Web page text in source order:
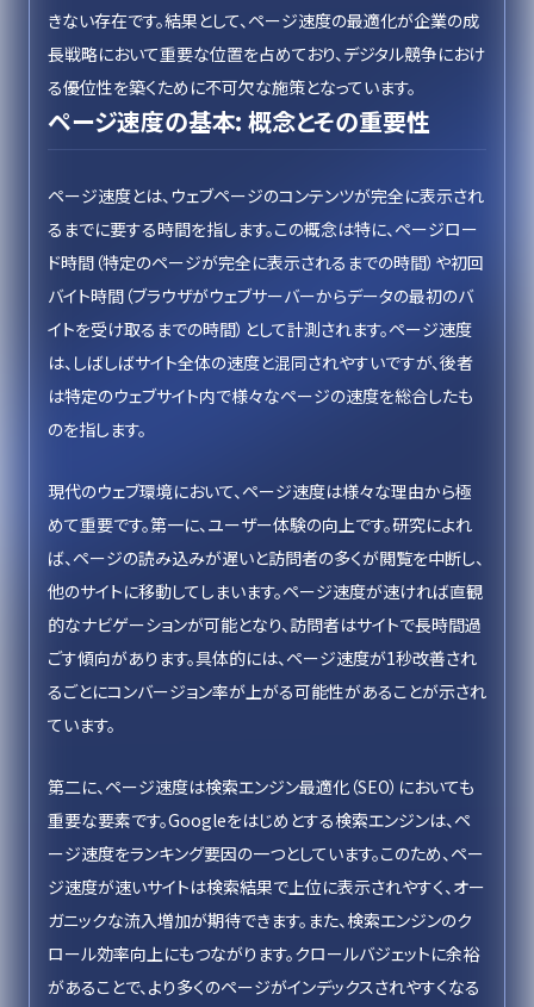
きない存在です。結果として、ページ速度の最適化が企業の成
長戦略において重要な位置を占めており、デジタル競争におけ
る優位性を築くために不可欠な施策となっています。
ページ速度の基本: 概念とその重要性
ページ速度とは、ウェブページのコンテンツが完全に表示され
るまでに要する時間を指します。この概念は特に、ページロー
ド時間（特定のページが完全に表示されるまでの時間）や初回
バイト時間（ブラウザがウェブサーバーからデータの最初のバ
イトを受け取るまでの時間）として計測されます。ページ速度
は、しばしばサイト全体の速度と混同されやすいですが、後者
は特定のウェブサイト内で様々なページの速度を総合したも
のを指します。
現代のウェブ環境において、ページ速度は様々な理由から極
めて重要です。第一に、ユーザー体験の向上です。研究によれ
ば、ページの読み込みが遅いと訪問者の多くが閲覧を中断し、
他のサイトに移動してしまいます。ページ速度が速ければ直観
的なナビゲーションが可能となり、訪問者はサイトで長時間過
ごす傾向があります。具体的には、ページ速度が1秒改善され
るごとにコンバージョン率が上がる可能性があることが示され
ています。
第二に、ページ速度は検索エンジン最適化（SEO）においても
重要な要素です。Googleをはじめとする検索エンジンは、ペ
ージ速度をランキング要因の一つとしています。このため、ペー
ジ速度が速いサイトは検索結果で上位に表示されやすく、オー
ガニックな流入増加が期待できます。また、検索エンジンのク
ロール効率向上にもつながります。クロールバジェットに余裕
があることで、より多くのページがインデックスされやすくなる